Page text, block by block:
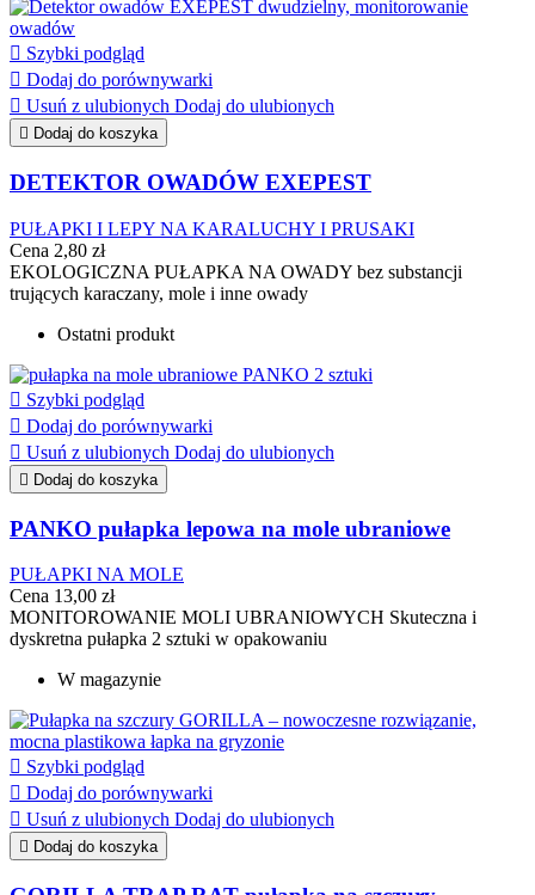
 Szybki podgląd
 Dodaj do porównywarki
 Usuń z ulubionych Dodaj do ulubionych
 Dodaj do koszyka
DETEKTOR OWADÓW EXEPEST
PUŁAPKI I LEPY NA KARALUCHY I PRUSAKI
Cena 2,80 zł
EKOLOGICZNA PUŁAPKA NA OWADY bez substancji
trujących karaczany, mole i inne owady
Ostatni produkt
 Szybki podgląd
 Dodaj do porównywarki
 Usuń z ulubionych Dodaj do ulubionych
 Dodaj do koszyka
PANKO pułapka lepowa na mole ubraniowe
PUŁAPKI NA MOLE
Cena 13,00 zł
MONITOROWANIE MOLI UBRANIOWYCH Skuteczna i
dyskretna pułapka 2 sztuki w opakowaniu
W magazynie
 Szybki podgląd
 Dodaj do porównywarki
 Usuń z ulubionych Dodaj do ulubionych
 Dodaj do koszyka